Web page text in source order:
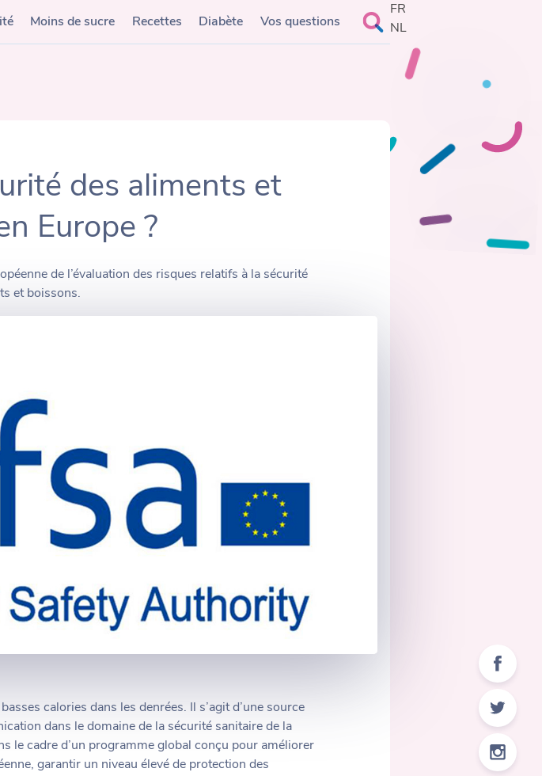
Moins de sucre Recettes Diabète Vos questions
Rechercher :
FR
NL
des aliments et
Europe ?
de l’évaluation des risques relatifs à la sécurité
et boissons.
calories dans les denrées. Il s’agit d’une source
dans le domaine de la sécurité sanitaire de la
le cadre d’un programme global conçu pour améliorer
garantir un niveau élevé de protection des